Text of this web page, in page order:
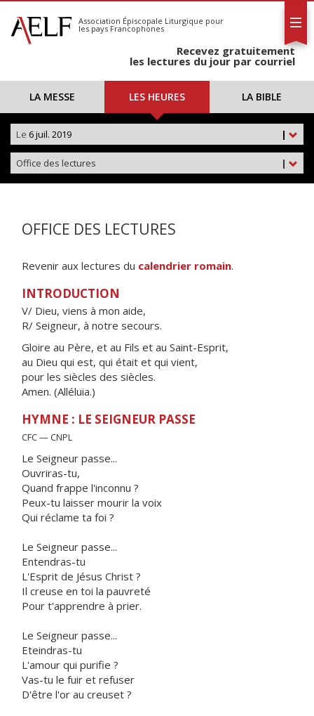
S'abonner
Calendrier
Association Épiscopale Liturgique pour
les pays Francophones
Recevez gratuitement
les lectures du jour par courriel
LA MESSE LES HEURES LA BIBLE
|
Le 6 juil. 2019
|
Office des lectures
OFFICE DES LECTURES
Revenir aux lectures du calendrier romain.
INTRODUCTION
V/ Dieu, viens à mon aide,
R/ Seigneur, à notre secours.
Gloire au Père, et au Fils et au Saint-Esprit,
au Dieu qui est, qui était et qui vient,
pour les siècles des siècles.
Amen. (Alléluia.)
HYMNE : LE SEIGNEUR PASSE
CFC — CNPL
Le Seigneur passe...
Ouvriras-tu,
Quand frappe l'inconnu ?
Peux-tu laisser mourir la voix
Qui réclame ta foi ?
Le Seigneur passe...
Entendras-tu
L'Esprit de Jésus Christ ?
Il creuse en toi la pauvreté
Pour t'apprendre à prier.
Le Seigneur passe...
Eteindras-tu
L'amour qui purifie ?
Vas-tu le fuir et refuser
D'être l'or au creuset ?